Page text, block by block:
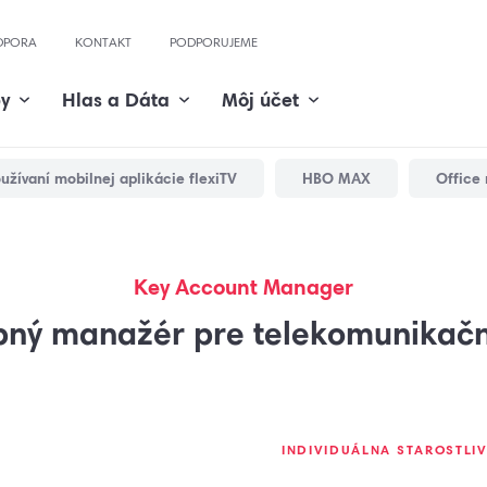
KONTAKT PODPORUJEME
Hlas a Dáta Môj účet
mobilnej aplikácie flexiTV HBO MAX Office
Key Account Manager
manažér pre
INDIVIDUÁLNA